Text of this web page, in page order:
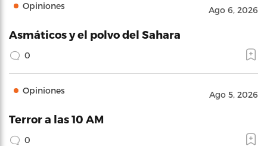
Opiniones Ago 6, 2026
Asmáticos y el polvo del Sahara
0
Opiniones Ago 5, 2026
Terror a las 10 AM
0